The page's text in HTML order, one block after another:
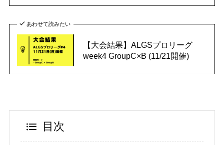
あわせて読みたい
【大会結果】ALGSプロリーグ
week4 GroupC×B (11/21開催)
目次